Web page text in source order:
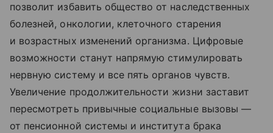
позволит избавить общество от наследственных
болезней, онкологии, клеточного старения
и возрастных изменений организма. Цифровые
возможности станут напрямую стимулировать
нервную систему и все пять органов чувств.
Увеличение продолжительности жизни заставит
пересмотреть привычные социальные вызовы —
от пенсионной системы и института брака